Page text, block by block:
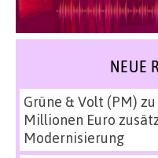
NEUE
Grüne & Volt (PM) zu
Millionen Euro
Modernisierung